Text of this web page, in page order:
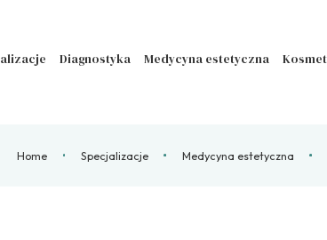
Diagnostyka Medycyna estetyczna
Home Specjalizacje Medycyna estetyczna